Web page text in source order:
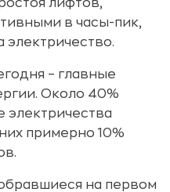
лифтов,
в часы-пик,
электричество.
– главные
Около 40%
электричества
примерно 10%
на первом